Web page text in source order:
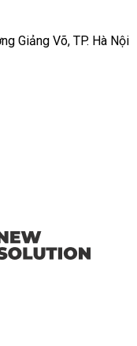
Giảng Võ, TP. Hà Nội